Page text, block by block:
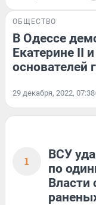
ОБЩЕСТВО
В Одессе
Екатерине II
основателей
29 декабря, 2022, 07:38
1
ВСУ
по
Власти